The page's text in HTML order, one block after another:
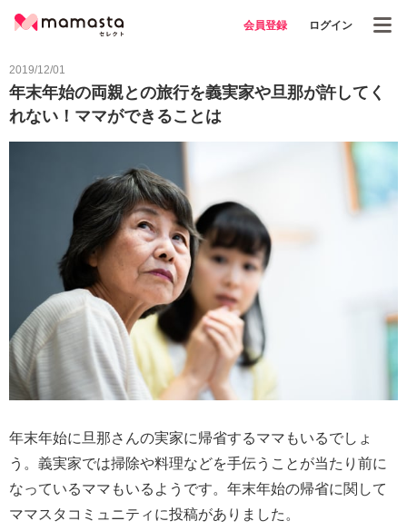
会員登録 ログイン
2019/12/01
年末年始の両親との旅行を義実家や旦那が許してく
れない！ママができることは
年末年始に旦那さんの実家に帰省するママもいるでしょ
う。義実家では掃除や料理などを手伝うことが当たり前に
なっているママもいるようです。年末年始の帰省に関して
ママスタコミュニティに投稿がありました。